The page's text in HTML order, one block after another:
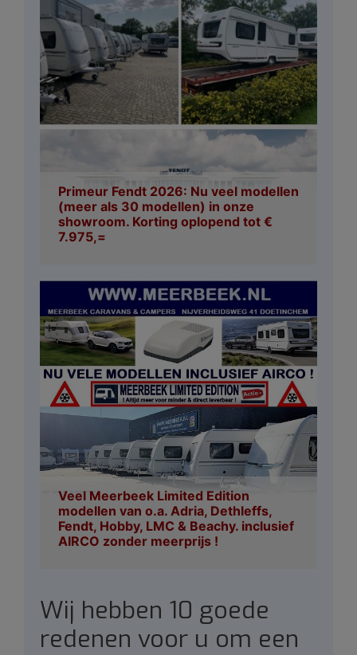
Primeur Fendt 2026: Nu veel modellen
(meer als 30 modellen) in onze
showroom. Korting oplopend tot €
7.975,=
Veel Meerbeek Limited Edition
modellen van o.a. Adria, Dethleffs,
Fendt, Hobby, LMC & Beachy. inclusief
AIRCO zonder meerprijs !
Wij hebben 10 goede
redenen voor u om een